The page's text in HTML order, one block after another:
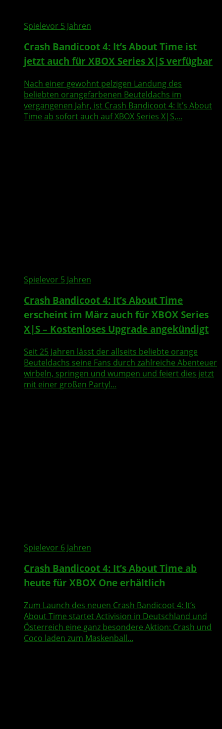
Spielevor 5 Jahren
Crash Bandicoot 4: It’s About Time ist
jetzt auch für XBOX Series X|S verfügbar
Nach einer gewohnt pelzigen Landung des
beliebten orangefarbenen Beuteldachs im
vergangenen Jahr, ist Crash Bandicoot 4: It’s About
Time ab sofort auch auf XBOX Series X|S,...
Spielevor 5 Jahren
Crash Bandicoot 4: It’s About Time
erscheint im März auch für XBOX Series
X|S – Kostenloses Upgrade angekündigt
Seit 25 Jahren lässt der allseits beliebte orange
Beuteldachs seine Fans durch zahlreiche Abenteuer
wirbeln, springen und wumpen und feiert dies jetzt
mit einer großen Party!...
Spielevor 6 Jahren
Crash Bandicoot 4: It’s About Time ab
heute für XBOX One erhältlich
Zum Launch des neuen Crash Bandicoot 4: It’s
About Time startet Activision in Deutschland und
Österreich eine ganz besondere Aktion: Crash und
Coco laden zum Maskenball...